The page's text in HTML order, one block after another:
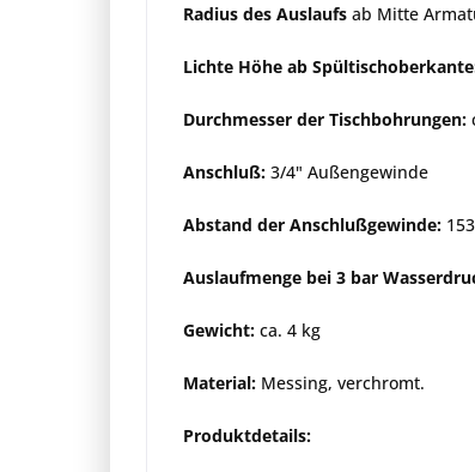
Radius des Auslaufs ab Mitte
Lichte Höhe ab
Durchmesser der Tischbohrungen:
Anschluß: 3/4" Außengewinde
Abstand der Anschlußgewinde:
Auslaufmenge bei 3 bar
Gewicht: ca. 4 kg
Material: Messing, verchromt.
Produktdetails: